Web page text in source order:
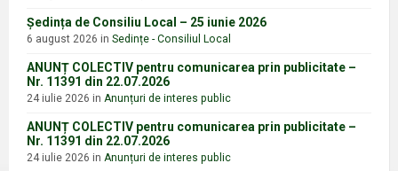
Ședința de Consiliu Local – 25 iunie 2026
6 august 2026 in Sedințe - Consiliul Local
ANUNȚ COLECTIV pentru comunicarea prin publicitate –
Nr. 11391 din 22.07.2026
24 iulie 2026 in Anunțuri de interes public
ANUNȚ COLECTIV pentru comunicarea prin publicitate –
Nr. 11391 din 22.07.2026
24 iulie 2026 in Anunțuri de interes public